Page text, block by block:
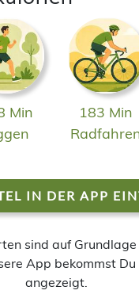
Min
183 Min
IN DER APP
sind auf
App bekommst
angezeigt.